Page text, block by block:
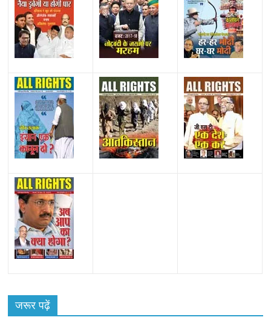
जरूर पढ़ें
राजनीतिक
समाजवादी पार्टी ने किया महंगाई के खिलाफ प्रदर्शन